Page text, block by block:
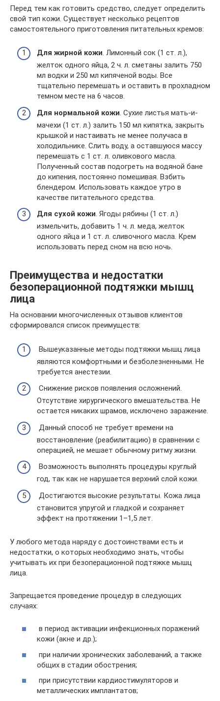
Перед тем как готовить средство, следует определить
свой тип кожи. Существует несколько рецептов
самостоятельного приготовления питательных кремов:
Для жирной кожи. Лимонный сок (1 ст. л.),
желток одного яйца, 2 ч. л. сметаны залить 750
мл водки и 250 мл кипяченой воды. Все
тщательно перемешать и оставить в прохладном
темном месте на 6 часов.
Для нормальной кожи. Сухие листья мать-и-
мачехи (1 ст. л.) залить 150 мл кипятка, закрыть
крышкой и настаивать не менее получаса в
холодильнике. Слить воду, а оставшуюся массу
перемешать с 1 ст. л. оливкового масла.
Полученный состав подогреть на водяной бане
до кипения, постоянно помешивая. Взбить
блендером. Использовать каждое утро в
качестве питательного средства.
Для сухой кожи. Ягоды рябины (1 ст. л.)
измельчить, добавить 1 ч. л. меда, желток
одного яйца и 1 ст. л. сливочного масла. Крем
использовать перед сном на всю ночь.
Преимущества и недостатки
безоперационной подтяжки мышц
лица
На основании многочисленных отзывов клиентов
сформировался список преимуществ:
Вышеуказанные методы подтяжки мышц лица
являются комфортными и безболезненными. Не
требуется анестезии.
Снижение рисков появления осложнений.
Отсутствие хирургического вмешательства. Не
остается никаких шрамов, исключено заражение.
Данный способ не требует времени на
восстановление (реабилитацию) в сравнении с
операцией, не мешает обычному ритму жизни.
Возможность выполнять процедуры круглый
год, так как не нарушается верхний слой кожи.
Достигаются высокие результаты. Кожа лица
становится упругой и гладкой и сохраняет
эффект на протяжении 1–1,5 лет.
У любого метода наряду с достоинствами есть и
недостатки, о которых необходимо знать, чтобы
учитывать их при безоперационной подтяжке мышц
лица.
Запрещается проведение процедур в следующих
случаях:
в период активации инфекционных поражений
кожи (акне и др.);
при наличии хронических заболеваний, а также
общих в стадии обострения;
при присутствии кардиостимуляторов и
металлических имплантатов;